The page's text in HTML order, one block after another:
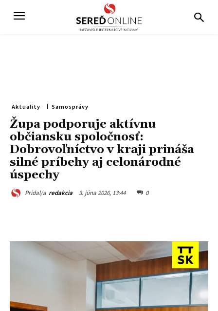
Aktuality Samosprávy
Župa podporuje aktívnu
občiansku spoločnosť:
Dobrovoľníctvo v kraji prináša
silné príbehy aj celonárodné
úspechy
Pridal/a redakcia 3. júna 2026, 13:44 0